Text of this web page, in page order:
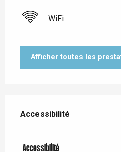
WiFi
Afficher toutes les
Accessibilité
Accessibilité
Accessibilité